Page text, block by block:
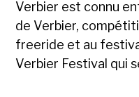
Verbier est connu
de Verbier,
freeride et au
Verbier Festival qui